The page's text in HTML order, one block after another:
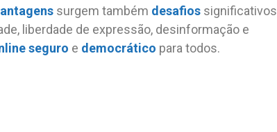
surgem também desafios significativos
liberdade de expressão, desinformação e
seguro e democrático para todos.